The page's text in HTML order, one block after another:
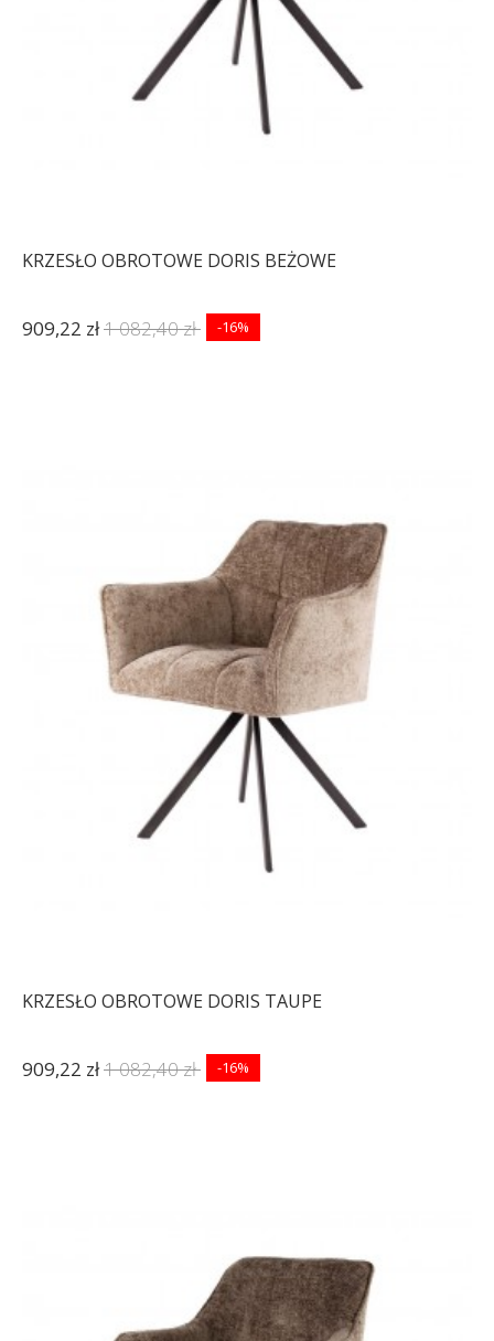
KRZESŁO OBROTOWE DORIS BEŻOWE
909,22 zł1 082,40 zł -16%
KRZESŁO OBROTOWE DORIS TAUPE
909,22 zł1 082,40 zł -16%